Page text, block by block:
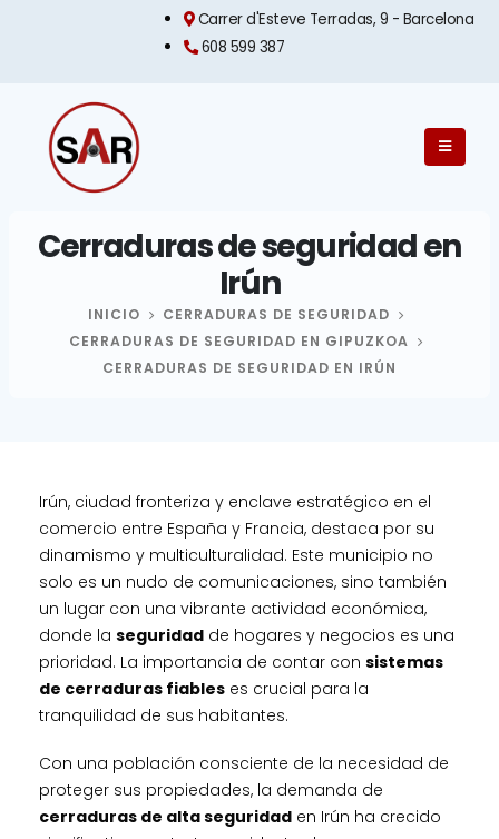
Carrer d'Esteve Terradas, 9 - Barcelona​
608 599 387
Cerraduras de seguridad en
Irún
INICIO
CERRADURAS DE SEGURIDAD
CERRADURAS DE SEGURIDAD EN GIPUZKOA
CERRADURAS DE SEGURIDAD EN IRÚN
Irún, ciudad fronteriza y enclave estratégico en el
comercio entre España y Francia, destaca por su
dinamismo y multiculturalidad. Este municipio no
solo es un nudo de comunicaciones, sino también
un lugar con una vibrante actividad económica,
donde la seguridad de hogares y negocios es una
prioridad. La importancia de contar con sistemas
de cerraduras fiables es crucial para la
tranquilidad de sus habitantes.
Con una población consciente de la necesidad de
proteger sus propiedades, la demanda de
cerraduras de alta seguridad en Irún ha crecido